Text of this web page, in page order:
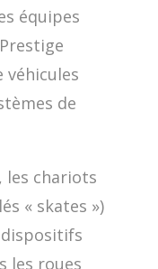
équipes
de
les chariots
« skates »)
les roues